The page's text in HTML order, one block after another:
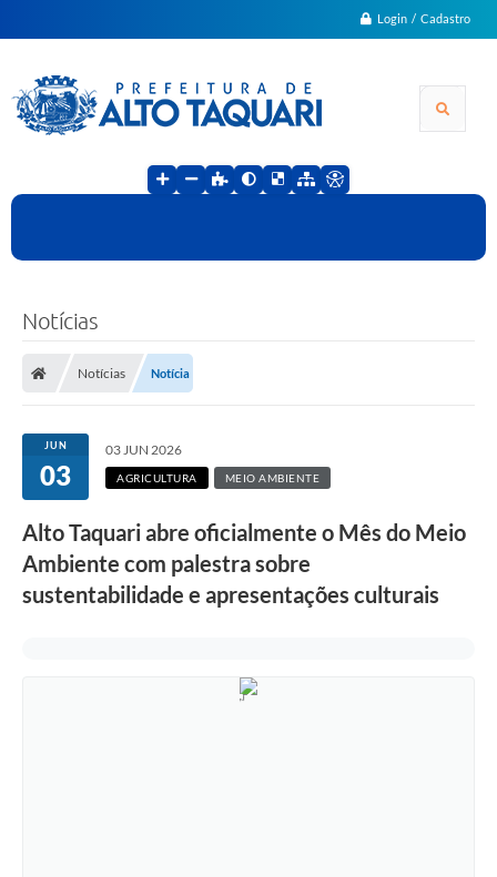
Login / Cadastro
Notícias
Notícias Notícia
JUN
03
03 JUN 2026
AGRICULTURA MEIO AMBIENTE
Alto Taquari abre oficialmente o Mês do Meio
Ambiente com palestra sobre
sustentabilidade e apresentações culturais